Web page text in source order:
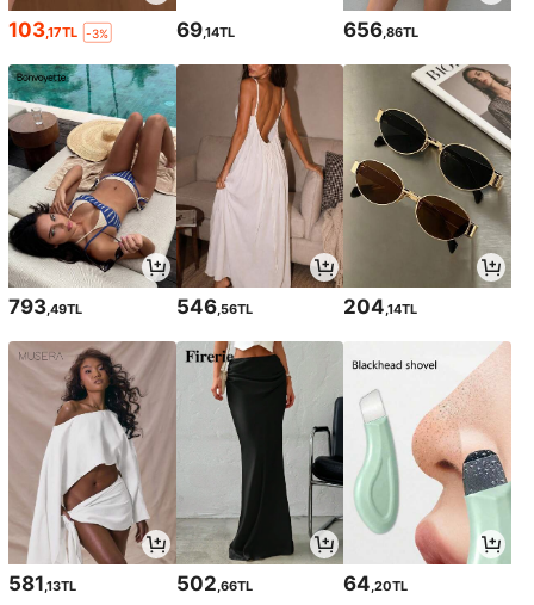
103,17TL -3% 69,14TL 656 ,86TL
793,49TL 546,56TL 204,14TL
581,13TL 502,66TL 64,20TL